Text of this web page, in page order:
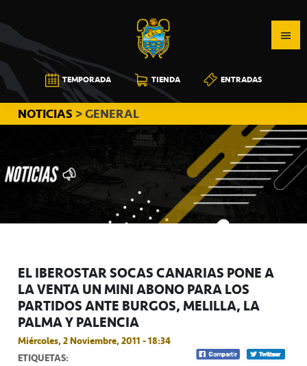
a
la
navegación
principal
al
contenido
principal
a
la
barra
lateral
principal
CB
CANARIAS
TEMPORADA TIENDA ENTRADAS
NOTICIAS > GENERAL
EL IBEROSTAR SOCAS CANARIAS PONE A
LA VENTA UN MINI ABONO PARA LOS
PARTIDOS ANTE BURGOS, MELILLA, LA
PALMA Y PALENCIA
Miércoles, 2 Noviembre, 2011 - 18:34
ETIQUETAS: